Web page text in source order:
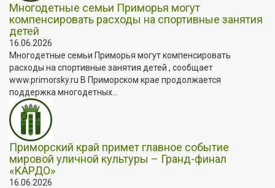
Многодетные семьи Приморья могут
компенсировать расходы на спортивные занятия
детей
16.06.2026
Многодетные семьи Приморья могут компенсировать
расходы на спортивные занятия детей , сообщает
www.primorsky.ru В Приморском крае продолжается
поддержка многодетных...
Приморский край примет главное событие
мировой уличной культуры – Гранд-финал
«КАРДО»
16.06.2026